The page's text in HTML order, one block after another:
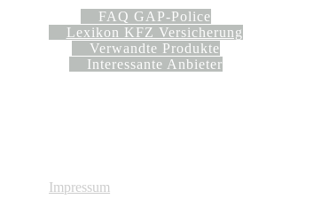
FAQ GAP-Police
Lexikon KFZ Versicherung
Verwandte Produkte
Interessante Anbieter
Impressum